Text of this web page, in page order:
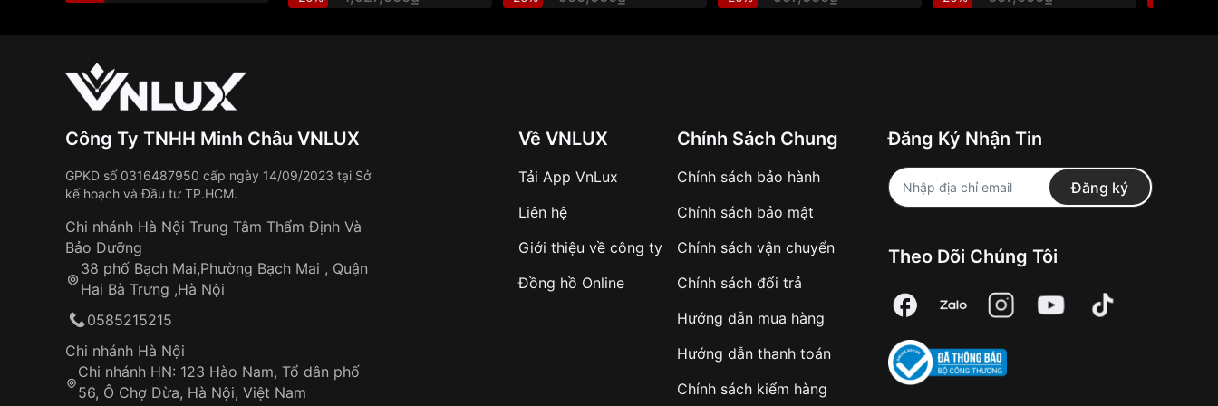
Đồng hồ trang bị bộ máy điện tử với khả năng hoạt động liên tục và bền
bỉ, sử dụng viên pin có thời gian lên đến 3 năm. Do đó, bộ máy sẽ hoạt
động xuyên suốt trong quãng thời gian đó mà không có một giây nghỉ
ngơi nào. Chính vì thế mà độ chính xác của thời gian rất cao, sai số chỉ
khoảng 15 giây trên một tháng.
Chất liệu truyền tải giá trị nổi bật
Ấn tượng đầu tiên về mẫu đồng hồ này là sự chắc chắn, mạnh mẽ và đầy
nam tính. Sản phẩm không quá cá tính như một số dòng đặc biệt. Phù
hợp với đại đa số người dùng bởi sự hài hòa, gần gũi. Thiết kế dây đeo
và vỏ máy được làm từ nhựa thống nhất theo một khối vuông vức đồng
đều. Giúp tăng sự mạnh mẽ và góc cạnh về mặt hình thức cho chiếc
đồng hồ.
Đồng hồ Casio CA-53W-1ZDR được hoàn thiện từ chất liệu có độ bền
Công Ty TNHH Minh Châu VNLUX
GPKD số 0316487950 cấp ngày 14/09/2023 tại Sở
kế hoạch và Đầu tư TP.HCM.
Chi nhánh Hà Nội Trung Tâm Thẩm Định Và
Bảo Dưỡng
38 phố Bạch Mai,Phường Bạch Mai , Quận
Hai Bà Trưng ,Hà Nội
0585215215
Chi nhánh Hà Nội
Chi nhánh HN: 123 Hào Nam, Tổ dân phố
56, Ô Chợ Dừa, Hà Nội, Việt Nam
Về VNLUX
Tải App VnLux
Liên hệ
Giới thiệu về công ty
Đồng hồ Online
Chính Sách Chung
Chính sách bảo hành
Chính sách bảo mật
Chính sách vận chuyển
Chính sách đổi trả
Hướng dẫn mua hàng
Hướng dẫn thanh toán
Chính sách kiểm hàng
Đăng Ký Nhận Tin
Đăng ký
Theo Dõi Chúng Tôi